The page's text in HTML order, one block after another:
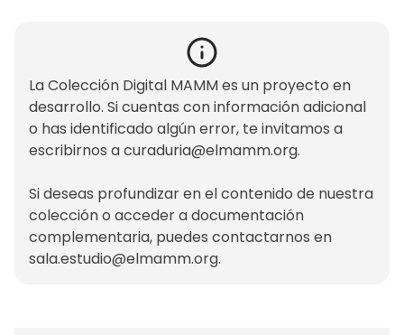
La Colección Digital MAMM es un proyecto en
desarrollo. Si cuentas con información adicional
o has identificado algún error, te invitamos a
escribirnos acuraduria@elmamm.org.
Si deseas profundizar en el contenido de nuestra
colección o acceder a documentación
complementaria, puedes contactarnos en
sala.estudio@elmamm.org.